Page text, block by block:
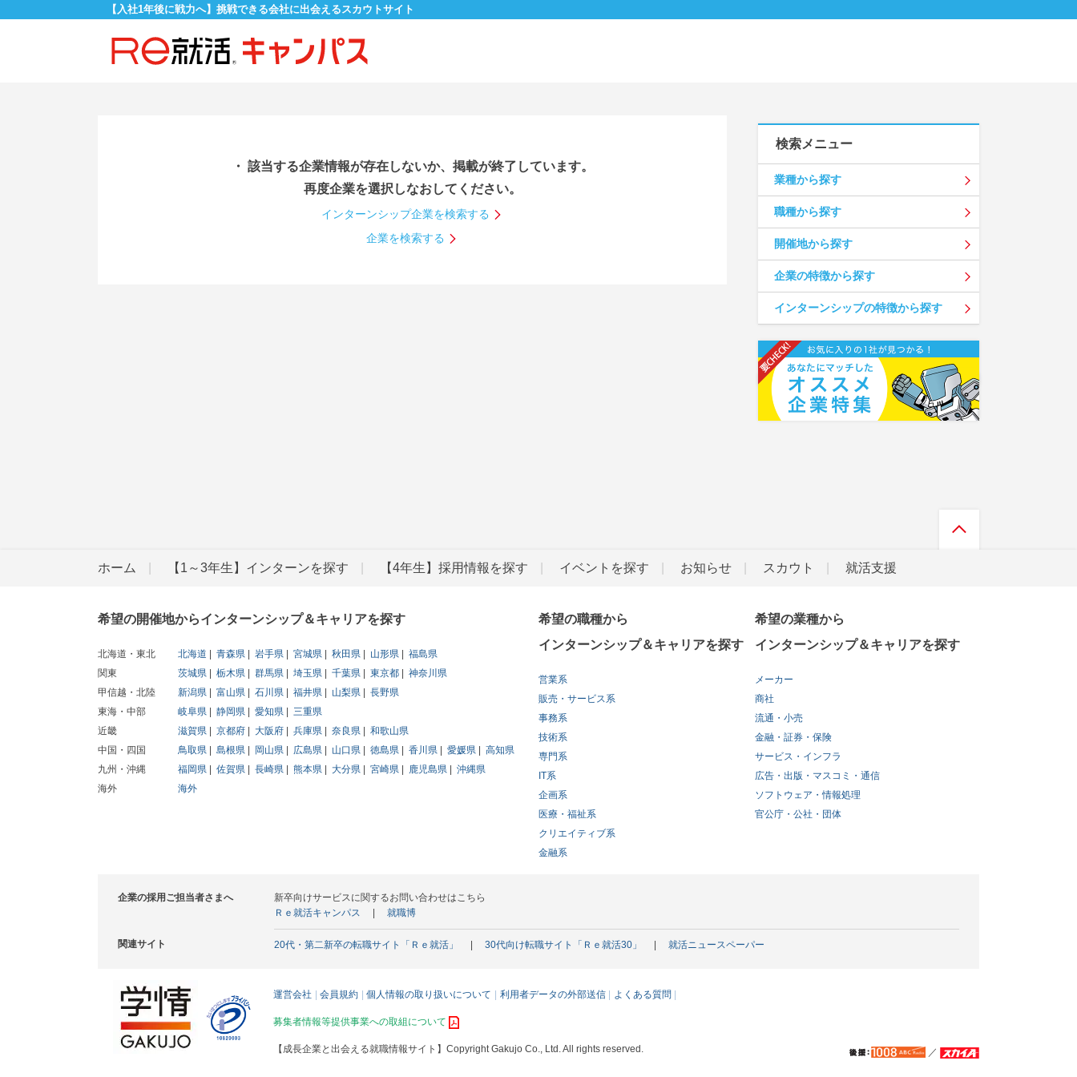
【入社1年後に戦力へ】挑戦できる会社に出会えるスカウトサイト
・ 該当する企業情報が存在しないか、掲載が終了しています。
再度企業を選択しなおしてください。
インターンシップ企業を検索する
企業を検索する
検索メニュー
業種から探す
職種から探す
開催地から探す
企業の特徴から探す
インターンシップの特徴から探す
ホーム 【1～3年生】インターンを探す 【4年生】採用情報を探す イベントを探す お知らせ スカウト 就活支援
希望の開催地からインターンシップ＆キャリアを探す
北海道・東北 北海道 青森県 岩手県 宮城県 秋田県 山形県
福島県
関東
茨城県 栃木県 群馬県 埼玉県 千葉県 東京都
神奈川県
甲信越・北陸
新潟県 富山県 石川県 福井県 山梨県
長野県
東海・中部
岐阜県 静岡県 愛知県
三重県
近畿
滋賀県 京都府 大阪府 兵庫県 奈良県
和歌山県
中国・四国
鳥取県 島根県 岡山県 広島県 山口県 徳島県 香川県 愛媛県
高知県
九州・沖縄
福岡県 佐賀県 長崎県 熊本県 大分県 宮崎県 鹿児島県
沖縄県
海外
海外
希望の職種から
インターンシップ＆キャリアを探す
営業系
販売・サービス系
事務系
技術系
専門系
IT系
企画系
医療・福祉系
クリエイティブ系
金融系
希望の業種から
インターンシップ＆キャリアを探す
メーカー
商社
流通・小売
金融・証券・保険
サービス・インフラ
広告・出版・マスコミ・通信
ソフトウェア・情報処理
官公庁・公社・団体
企業の採用ご担当者さまへ
新卒向けサービスに関するお問い合わせはこちら
Ｒｅ就活キャンパス
就職博
関連サイト 20代・第二新卒の転職サイト「Ｒｅ就活」 30代向け転職サイト「Ｒｅ就活30」 就活ニュースペーパー
運営会社 会員規約 個人情報の取り扱いについて 利用者データの外部送信 よくある質問
募集者情報等提供事業への取組について
【成長企業と出会える就職情報サイト】 Copyright Gakujo Co., Ltd. All rights reserved. ／